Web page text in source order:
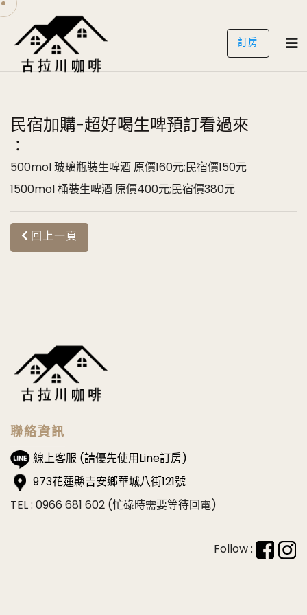
訂房
民宿加購-超好喝生啤預訂看過來
：
500mol 玻璃瓶裝生啤酒 原價160元;民宿價150元
1500mol 桶裝生啤酒 原價400元;民宿價380元
回上一頁
聯絡資訊
線上客服 (請優先使用Line訂房)
973花蓮縣吉安鄉華城八街121號
TEL : 0966 681 602 (忙碌時需要等待回電)
Follow :